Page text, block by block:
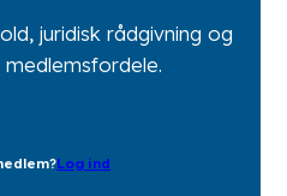
juridisk rådgivning og
Log ind